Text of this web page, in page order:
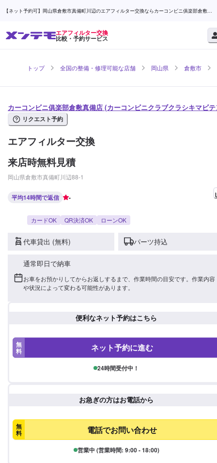
【ネット予約可】岡山県倉敷市真備町川辺のエアフィルター交換ならカーコンビニ俱楽部倉敷真
エアフィルター交換
比較・予約サービス
トップ 全国の整備・修理可能な店舗 岡山県 倉敷市
カーコンビニ俱楽部倉敷真備店 (カーコンビニクラブクラシキマビ
リクエスト予約
エアフィルター交換
来店時無料見積
岡山県倉敷市真備町川辺88-1
平均14時間で返信 -
カードOK QR決済OK ローンOK
代車貸出 (無料) パーツ持込
通常即日で納車
お車をお預かりしてからお返しするまで、作業時間の目安です。作業内容
や状況によって変わる可能性があります。
便利なネット予約はこちら
無
料 ネット予約に進む
24時間受付中！
お急ぎの方はお電話から
無
料 電話でお問い合わせ
営業中 (営業時間: 9:00 - 18:00)